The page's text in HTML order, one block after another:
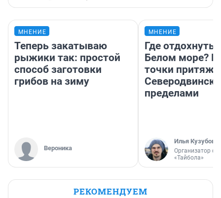
МНЕНИЕ
Теперь закатываю
рыжики так: простой
способ заготовки
грибов на зиму
Вероника
МНЕНИЕ
Где отдохнуть
Белом море?
точки
Северодвинске
пределами
Илья Кузубов
Организатор
«Тайбола»
РЕКОМЕНДУЕМ